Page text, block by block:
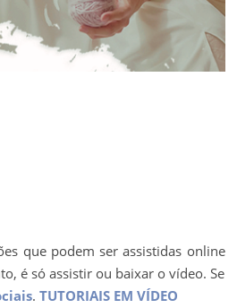
que podem ser assistidas online
é só assistir ou baixar o vídeo. Se
. TUTORIAIS EM VÍDEO